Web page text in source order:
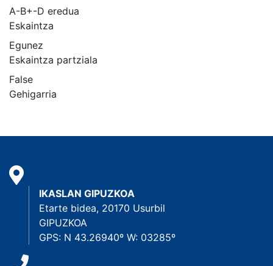
A-B+-D eredua
Eskaintza
Egunez
Eskaintza partziala
False
Gehigarria
IKASLAN GIPUZKOA
Etarte bidea, 20170 Usurbil
GIPUZKOA
GPS: N 43.26940º W: 03285º